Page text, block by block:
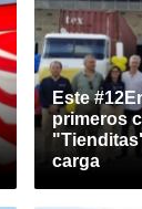
Este
primeros
carga